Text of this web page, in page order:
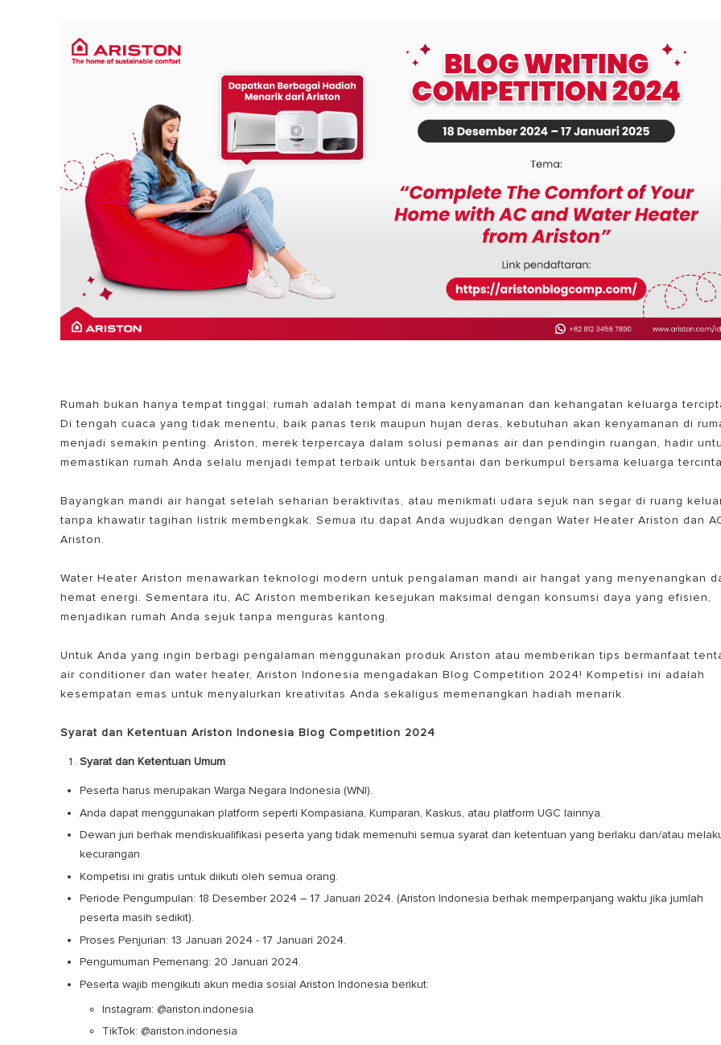
Rumah bukan hanya tempat tinggal; rumah adalah tempat di mana kenyamanan dan kehangatan keluarga
Di tengah cuaca yang tidak menentu, baik panas terik maupun hujan deras, kebutuhan akan kenyamanan di
menjadi semakin penting. Ariston, merek terpercaya dalam solusi pemanas air dan pendingin ruangan, hadir
memastikan rumah Anda selalu menjadi tempat terbaik untuk bersantai dan berkumpul bersama keluarga
Bayangkan mandi air hangat setelah seharian beraktivitas, atau menikmati udara sejuk nan segar di ruang
tanpa khawatir tagihan listrik membengkak. Semua itu dapat Anda wujudkan dengan Water Heater Ariston dan
Ariston.
Water Heater Ariston menawarkan teknologi modern untuk pengalaman mandi air hangat yang menyenangkan
hemat energi. Sementara itu, AC Ariston memberikan kesejukan maksimal dengan konsumsi daya yang efisien,
menjadikan rumah Anda sejuk tanpa menguras kantong.
Untuk Anda yang ingin berbagi pengalaman menggunakan produk Ariston atau memberikan tips bermanfaat
air conditioner dan water heater, Ariston Indonesia mengadakan Blog Competition 2024! Kompetisi ini adalah
kesempatan emas untuk menyalurkan kreativitas Anda sekaligus memenangkan hadiah menarik.
Syarat dan Ketentuan Ariston Indonesia Blog Competition 2024
Syarat dan Ketentuan Umum
Peserta harus merupakan Warga Negara Indonesia (WNI).
Anda dapat menggunakan platform seperti Kompasiana, Kumparan, Kaskus, atau platform UGC lainnya.
Dewan juri berhak mendiskualifikasi peserta yang tidak memenuhi semua syarat dan ketentuan yang berlaku dan/atau
kecurangan.
Kompetisi ini gratis untuk diikuti oleh semua orang.
Periode Pengumpulan: 18 Desember 2024 – 17 Januari 2024. (Ariston Indonesia berhak memperpanjang waktu jika jumlah
peserta masih sedikit).
Proses Penjurian: 13 Januari 2024 - 17 Januari 2024.
Pengumuman Pemenang: 20 Januari 2024.
Peserta wajib mengikuti akun media sosial Ariston Indonesia berikut:
Instagram: @ariston.indonesia
TikTok: @ariston.indonesia